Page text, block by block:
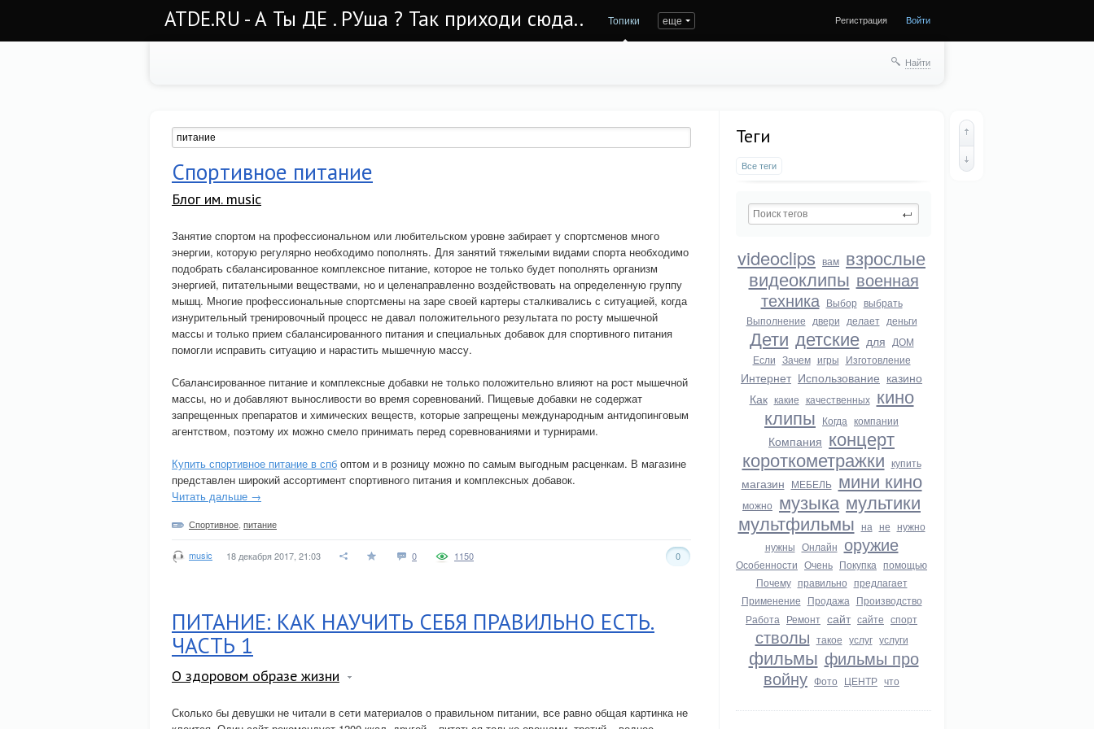
ATDE.RU - А Ты ДЕ . РУша ? Так приходи сюда.. Топики еще Регистрация Войти
Найти
Теги
Все теги
videoclips вам взрослые
видеоклипы военная
техника Выбор выбрать
Выполнение двери делает деньги
Дети детские для ДОМ
Если Зачем игры Изготовление
Интернет Использование казино
Как какие качественных кино
клипы Когда компании
Компания концерт
короткометражки купить
магазин МЕБЕЛЬ мини кино
можно музыка мультики
мультфильмы на не нужно
нужны Онлайн оружие
Особенности Очень Покупка помощью
Почему правильно предлагает
Применение Продажа Производство
Работа Ремонт сайт сайте спорт
стволы такое услуг услуги
фильмы фильмы про
войну Фото ЦЕНТР что
Спортивное питание
Блог им. music
Занятие спортом на профессиональном или любительском уровне забирает у спортсменов много
энергии, которую регулярно необходимо пополнять. Для занятий тяжелыми видами спорта необходимо
подобрать сбалансированное комплексное питание, которое не только будет пополнять организм
энергией, питательными веществами, но и целенаправленно воздействовать на определенную группу
мышц. Многие профессиональные спортсмены на заре своей картеры сталкивались с ситуацией, когда
изнурительный тренировочный процесс не давал положительного результата по росту мышечной
массы и только прием сбалансированного питания и специальных добавок для спортивного питания
помогли исправить ситуацию и нарастить мышечную массу.
Сбалансированное питание и комплексные добавки не только положительно влияют на рост мышечной
массы, но и добавляют выносливости во время соревнований. Пищевые добавки не содержат
запрещенных препаратов и химических веществ, которые запрещены международным антидопинговым
агентством, поэтому их можно смело принимать перед соревнованиями и турнирами.
Купить спортивное питание в спб оптом и в розницу можно по самым выгодным расценкам. В магазине
представлен широкий ассортимент спортивного питания и комплексных добавок.
Читать дальше →
Спортивное питание
music 18 декабря 2017, 21:03 0 0
1150
ПИТАНИЕ: КАК НАУЧИТЬ СЕБЯ ПРАВИЛЬНО ЕСТЬ.
ЧАСТЬ 1
О здоровом образе жизни
Сколько бы девушки не читали в сети материалов о правильном питании, все равно общая картинка не